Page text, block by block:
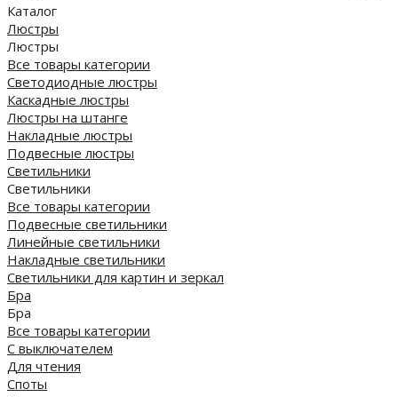
Каталог
Люстры
Люстры
Все товары категории
Светодиодные люстры
Каскадные люстры
Люстры на штанге
Накладные люстры
Подвесные люстры
Светильники
Светильники
Все товары категории
Подвесные светильники
Линейные светильники
Накладные светильники
Светильники для картин и зеркал
Бра
Бра
Все товары категории
С выключателем
Для чтения
Споты